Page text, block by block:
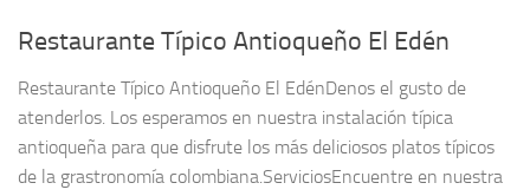
Restaurante Típico Antioqueño El Edén
Restaurante Típico Antioqueño El EdénDenos el gusto de
atenderlos. Los esperamos en nuestra instalación típica
antioqueña para que disfrute los más deliciosos platos típicos
de la grastronomía colombiana.ServiciosEncuentre en nuestra